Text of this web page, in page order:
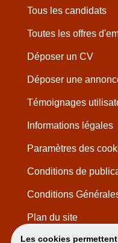
Les cookies
Tous les candidats
Toutes les offres
Déposer un CV
Déposer une
Témoignages
Informations légales
Paramètres des
Conditions de
Conditions
Plan du site